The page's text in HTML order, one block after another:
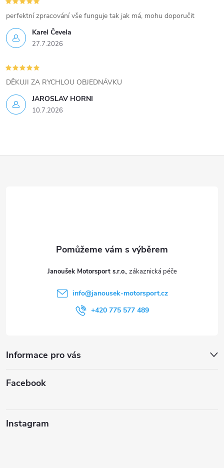
v
ý
p
i
s
u
Karel Čevela
27.7.2026
perfektní zpracování vše funguje tak jak má, mohu doporučit
JAROSLAV HORNI
10.7.2026
DĚKUJI ZA RYCHLOU OBJEDNÁVKU
Janoušek Motorsport s.r.o.
info@janousek-motorsport.cz
+420 775 577 489
Informace pro vás
Facebook
Instagram